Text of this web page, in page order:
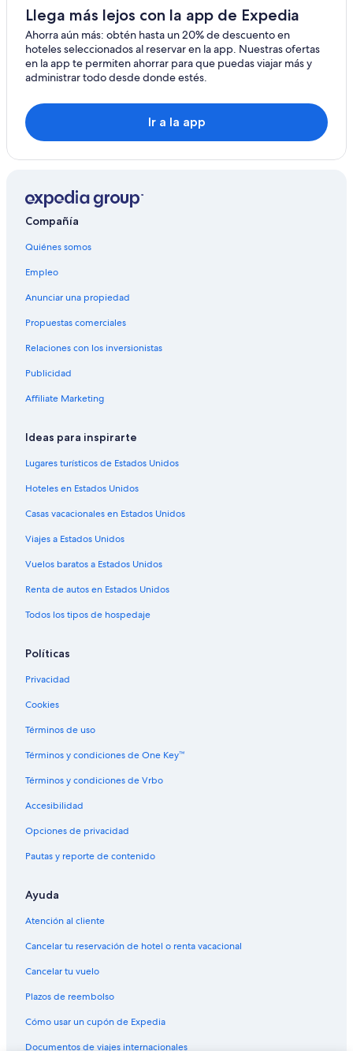
Apartamentos en Haag
Hoteles en Haag
Hoteles en Azmoos
Hoteles cerca de Säntis
Hoteles en Weesen
Hoteles con bar en Unterwasser
Llega más lejos con la app de Expedia
Ahorra aún más: obtén hasta un 20% de descuento en
hoteles seleccionados al reservar en la app. Nuestras ofertas
en la app te permiten ahorrar para que puedas viajar más y
administrar todo desde donde estés.
Ir a la app
Compañía
Quiénes somos
Empleo
Anunciar una propiedad
Propuestas comerciales
Relaciones con los inversionistas
Publicidad
Affiliate Marketing
Ideas para inspirarte
Lugares turísticos de Estados Unidos
Hoteles en Estados Unidos
Casas vacacionales en Estados Unidos
Viajes a Estados Unidos
Vuelos baratos a Estados Unidos
Renta de autos en Estados Unidos
Todos los tipos de hospedaje
Políticas
Privacidad
Cookies
Términos de uso
Términos y condiciones de One Key™
Términos y condiciones de Vrbo
Accesibilidad
Opciones de privacidad
Pautas y reporte de contenido
Ayuda
Atención al cliente
Cancelar tu reservación de hotel o renta vacacional
Cancelar tu vuelo
Plazos de reembolso
Cómo usar un cupón de Expedia
Documentos de viajes internacionales